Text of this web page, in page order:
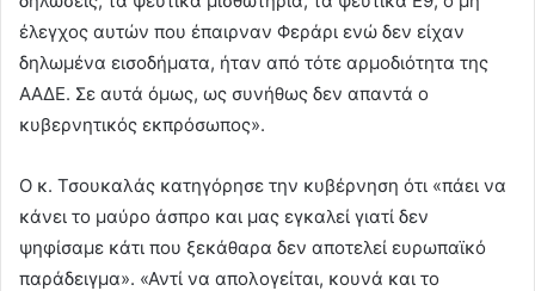
έλεγχος αυτών που έπαιρναν Φεράρι ενώ δεν είχαν
δηλωμένα εισοδήματα, ήταν από τότε αρμοδιότητα της
ΑΑΔΕ. Σε αυτά όμως, ως συνήθως δεν απαντά ο
κυβερνητικός εκπρόσωπος».
Ο κ. Τσουκαλάς κατηγόρησε την κυβέρνηση ότι «πάει να
κάνει το μαύρο άσπρο και μας εγκαλεί γιατί δεν
ψηφίσαμε κάτι που ξεκάθαρα δεν αποτελεί ευρωπαϊκό
παράδειγμα». «Αντί να απολογείται, κουνά και το